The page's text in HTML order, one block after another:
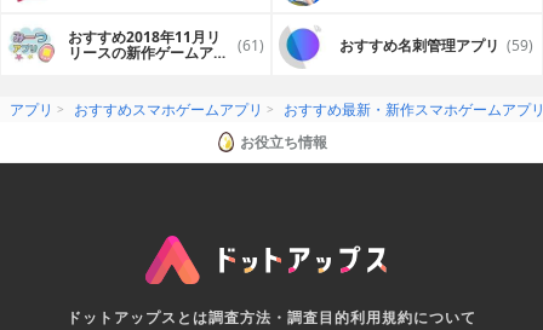
おすすめ2018年11月リ
リースの新作ゲームアプ (61) おすすめ名刺管理アプリ (59)
アプリ おすすめスマホゲームアプリ
おすすめ最新・新作スマホゲームアプ
お役立ち情報
ドットアップスとは調査方法・調査目的利用規約について